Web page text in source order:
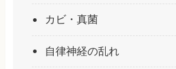
カビ・真菌
自律神経の乱れ